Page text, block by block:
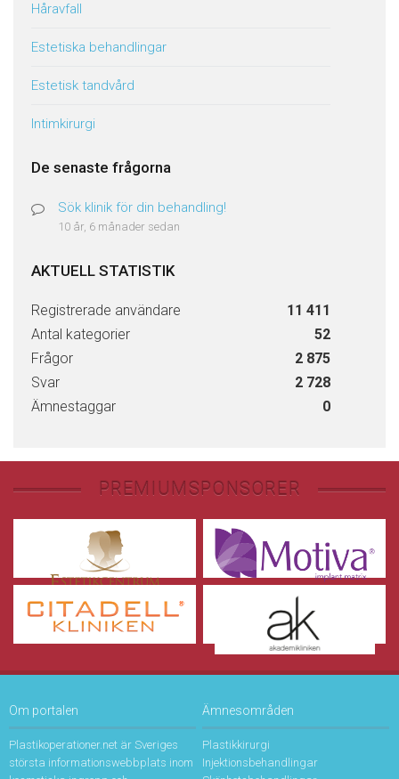
Håravfall
Estetiska behandlingar
Estetisk tandvård
Intimkirurgi
De senaste frågorna
Sök klinik för din behandling!
10 år, 6 månader sedan
AKTUELL STATISTIK
Registrerade användare
11 411
Antal kategorier
52
Frågor
2 875
Svar
2 728
Ämnestaggar
0
PREMIUMSPONSORER
Om portalen
Plastikoperationer.net är Sveriges
största informationswebbplats inom
Ämnesområden
Plastikkirurgi
Injektionsbehandlingar